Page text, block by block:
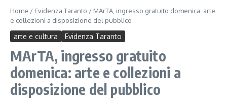
Home / Evidenza Taranto / MArTA, ingresso gratuito domenica: arte
e collezioni a disposizione del pubblico
arte e cultura Evidenza Taranto
MArTA, ingresso gratuito
domenica: arte e collezioni a
disposizione del pubblico